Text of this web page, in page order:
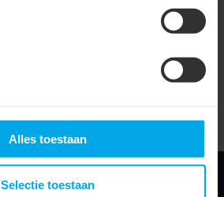
Alles toestaan
Selectie toestaan